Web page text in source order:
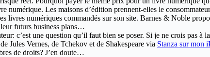
numérique. Les maisons d’édition prennent-elles le
livres numériques commandés sur son site. Barnes & Noble
leur futurs business plans…
c’est une question qu’il faut bien se poser. Si je ne crois pas
Jules Vernes, de Tchekov et de Shakespeare via Stanza sur mon
de droits? J’en doute…